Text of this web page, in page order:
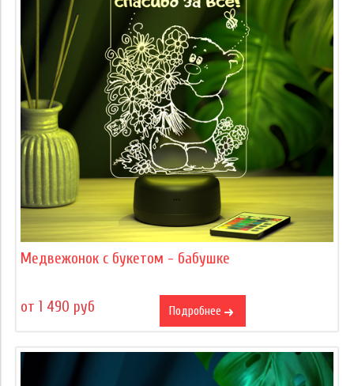
Медвежонок с букетом - бабушке
от 1 490 руб Подробнее